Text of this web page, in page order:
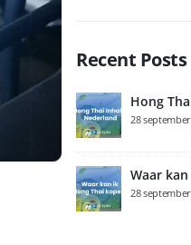
Recent Posts
Hong
28
Waar
28